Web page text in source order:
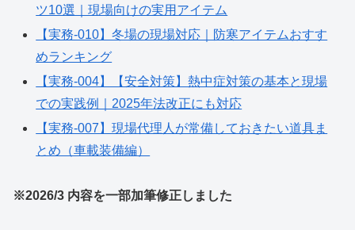
ツ10選｜現場向けの実用アイテム
【実務-010】冬場の現場対応｜防寒アイテムおすす
めランキング
【実務-004】【安全対策】熱中症対策の基本と現場
での実践例｜2025年法改正にも対応
【実務-007】現場代理人が常備しておきたい道具ま
とめ（車載装備編）
※2026/3 内容を一部加筆修正しました